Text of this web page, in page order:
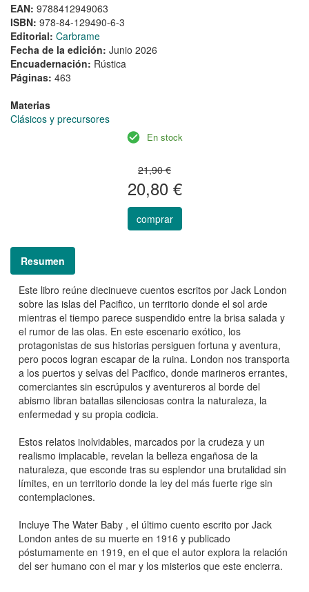
EAN: 9788412949063
ISBN: 978-84-129490-6-3
Editorial: Carbrame
Fecha de la edición: Junio 2026
Encuadernación: Rústica
Páginas: 463
Materias
Clásicos y precursores
En stock
21,90 €
20,80 €
comprar
Resumen
Este libro reúne diecinueve cuentos escritos por Jack London
sobre las islas del Pacifico, un territorio donde el sol arde
mientras el tiempo parece suspendido entre la brisa salada y
el rumor de las olas. En este escenario exótico, los
protagonistas de sus historias persiguen fortuna y aventura,
pero pocos logran escapar de la ruina. London nos transporta
a los puertos y selvas del Pacifico, donde marineros errantes,
comerciantes sin escrúpulos y aventureros al borde del
abismo libran batallas silenciosas contra la naturaleza, la
enfermedad y su propia codicia.
Estos relatos inolvidables, marcados por la crudeza y un
realismo implacable, revelan la belleza engañosa de la
naturaleza, que esconde tras su esplendor una brutalidad sin
límites, en un territorio donde la ley del más fuerte rige sin
contemplaciones.
Incluye The Water Baby , el último cuento escrito por Jack
London antes de su muerte en 1916 y publicado
póstumamente en 1919, en el que el autor explora la relación
del ser humano con el mar y los misterios que este encierra.